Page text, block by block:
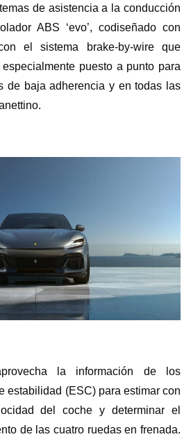
de asistencia a la conducción
ABS ‘evo’, codiseñado con
el sistema brake-by-wire que
puesto a punto para
de baja adherencia y en todas las
la información de los
estabilidad (ESC) para estimar con
del coche y determinar el
de las cuatro ruedas en frenada.